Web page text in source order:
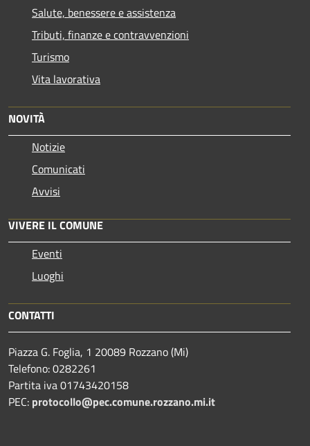
Salute, benessere e assistenza
Tributi, finanze e contravvenzioni
Turismo
Vita lavorativa
NOVITÀ
Notizie
Comunicati
Avvisi
VIVERE IL COMUNE
Eventi
Luoghi
CONTATTI
Piazza G. Foglia, 1 20089 Rozzano (Mi)
Telefono: 0282261
Partita iva 01743420158
PEC: protocollo@pec.comune.rozzano.mi.it